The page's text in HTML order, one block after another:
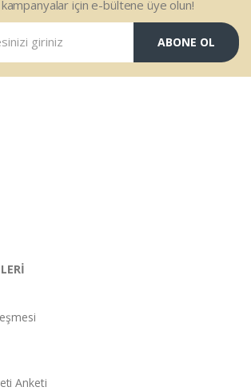
için e-bültene üye olun!
ABONE OL
Anketi